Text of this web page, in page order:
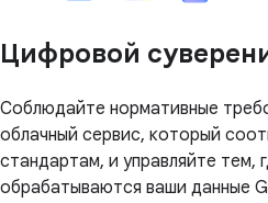
Цифровой
Соблюдайте нормативные
облачный сервис, который
стандартам, и управляйте тем,
обрабатываются ваши данные